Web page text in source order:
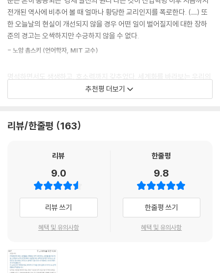
장에서 본격적으로 경쟁할 수 있을 때까지 시간을 벌어 주기 위한 것이었
다. 한국의 경제 기적은 시장 인센티브와 국가 관리의 교묘하고도 실용적
인 조합이 빚어낸 결과이다. 한국 정부는 공산국가들이 그랬던 것처럼 시
장을 말살하지는 않았지만, 그렇다고 해서 한국 정부가 자유 시장에 대해
맹목적인 믿음을 가지고 있는 것도 아니었다. 한국의 경제 발전 전략은 시
야 할 때가 많다는 사실을 깨닫고 있었다. 이런 ‘이단적인’ 정책으로 부유해
진 것이 한국뿐이라면 자유 시장의 주창자들이 한국의 사례는 단순한 예외
에 지나지 않는다고 단정할 수도 있을 것이다. 하지만 한국은 예외가 아니
경제학에 배치되는 정책 처방을 토대로 해서 부자 나라가 되었다. 자유 시
장과 자유 무역의 본거지라고 여겨지는 영국과 미국도 예외는 아니다.
1장 렉서스와 올리브 나무 다시 읽기
1980년대 이후 신자유주의적 세계화의 형편없는 ‘성장’ 기록은 당혹스러
울 정도이다. 성장의 가속화－필요하다면 불평등의 증대와 약간의 빈곤
증대라는 대가를 치르고라도－는 신자유주의 개혁이 내건 목표였다. 우리
는 부를 더 많이 나누어 가지려면 그 전에 먼저 ‘더 많은 부’를 창출해야 하
풀이해서 들어 왔다. 그러나 신자유주의적 정책의 결과 대부분의 국가에서
소득 불평등은 증대한 반면, 성장은 사실상 크게 둔화되었다. 게다가 신자
아마 이 책을 정말로 읽는 독자라면 이런 식의 이데올로기적 재단이나 “대
체 정체가 뭐냐?”라는 질문은 결코 하지 않을 것이다. 나아가 1980년대에
안이 없다”는 말을 연상시키는 “그래서 어떻게 하자는 것이냐?”라는 질문
이 책은 장하준 교수가 처음으로 현실로서의 경제학 전반에 대해, 그것도
경제학자가 아닌 보통 사람들을 염두에 두고 쓴 책이다. 그렇기에 이 책은
아니고, 『쾌도난마 한국경제』(2005)처럼 우리나라에만 포커스를 맞춘
찾지 못해 곤혹스러워하는 모든 이들에게 장하준 교수가 들려주는 신랄하
고 명쾌한 현실 경제학 이야기 아홉 마당이다.
풍성한 사례, 매력 넘치는 문체, 그리고 위트까지
그래서 이 책은 이제까지의 장하준 교수 책과는 문체나 구성 방식 자체가
다르다. ‘미국의 양심’이라 불리는 언어학자 노엄 촘스키는 “독자들을 깜짝
또 영국의 정론 일간지 『가디언』의 경제부장인 래리 엘리엇은 이렇게 격찬
한다. “최고의 책이다. 탄탄한 연구를 기반으로 아름답게 서술된 이 책은
전개된 역사에 비추어 볼 때 얼마나 황당한 교리인지를 폭로한다. (…) 또
한 오늘날의 현실이 개선되지 않을 경우 어떤 일이 벌어질지에 대한 장하
준의 경고는 오싹하지만 수긍하지 않을 수 없다.
- 노암 촘스키 (언어학자, MIT 교수)
명석하면서도 생생하고, 호소력까지 갖추었다. 세계화를 바라보는 우리의
시각을 절로 새롭게 만들어 주는 책이다.
로 경제학의 파노라마이다. 『나쁜 사마리아인들』은 성장과 세계화와 관련
일격이다. 꼭 읽으시라!
- 래리 엘리엇 ([가디언] 경제부장)
장하준은 세계화에 대한 가장 탁월한 비평가다.
- 마틴 울프 ([파이낸셜 타임스] 칼럼니스트)
책을 덮으며 한 가지 궁금증이 인다. 나쁜 사마리아인들의 권고를 뿌리친
덕분에 어느덧 선진국 클럽에 가입한 한국은 지금 착한 사마리아인일까,
추천평 더보기
리뷰/한줄평 163
리뷰
9.0
리뷰 쓰기
혜택 및 유의사항
한줄평
9.8
한줄평 쓰기
혜택 및 유의사항